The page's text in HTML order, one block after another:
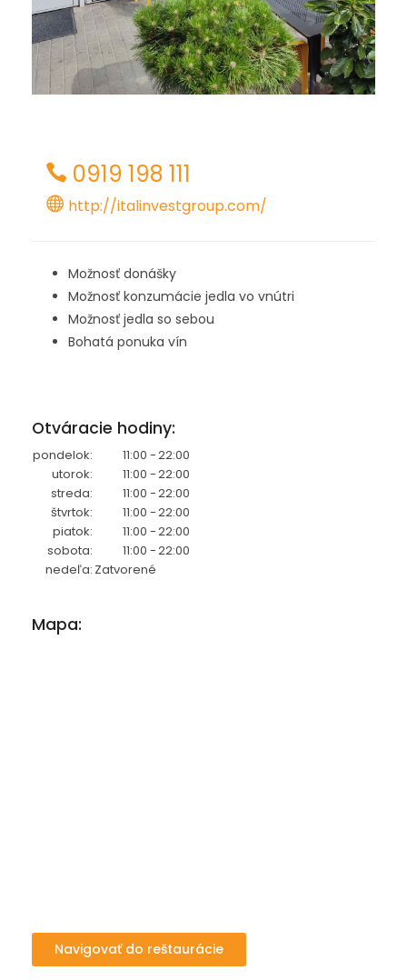
0919 198 111
http://italinvestgroup.com/
Možnosť donášky
Možnosť konzumácie jedla vo vnútri
Možnosť jedla so sebou
Bohatá ponuka vín
Otváracie hodiny:
pondelok: 11:00 -22:00
utorok:
11:00 -22:00
streda:
11:00 -22:00
štvrtok:
11:00 -22:00
piatok:
11:00 -22:00
sobota:
11:00 -22:00
nedeľa: Zatvorené
Mapa:
Navigovať do reštaurácie